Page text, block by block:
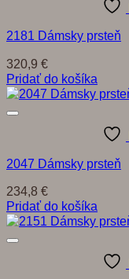
2181 Dámsky prsteň
320,9 €
Pridať do košíka
2047 Dámsky prsteň
234,8 €
Pridať do košíka